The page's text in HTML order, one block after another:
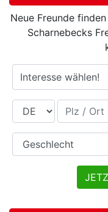
Neue Freunde
Scharnebecks
Interesse wählen!
Land Plz / Ort
Geschlecht